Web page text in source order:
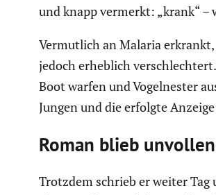
und knapp vermerkt: „krank“ –
Vermut­lich an Malaria
jedoch erheblich
Boot warfen und Vogel­nester
Jungen und die erfolgte
Roman blieb
Trotzdem schrieb er weiter